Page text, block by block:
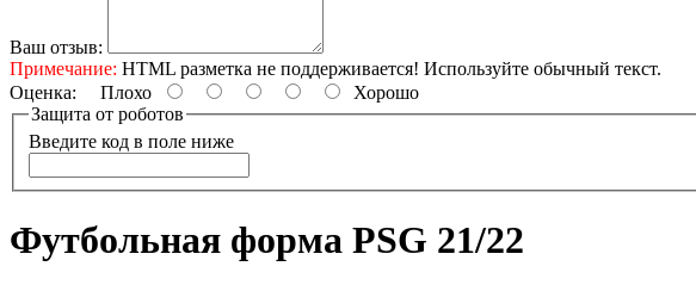
Ваш отзыв:
Примечание: HTML разметка не поддерживается! Используйте обычный текст.
Оценка: Плохо
Хорошо
Защита от роботов
Введите код в поле ниже
Футбольная форма PSG 21/22